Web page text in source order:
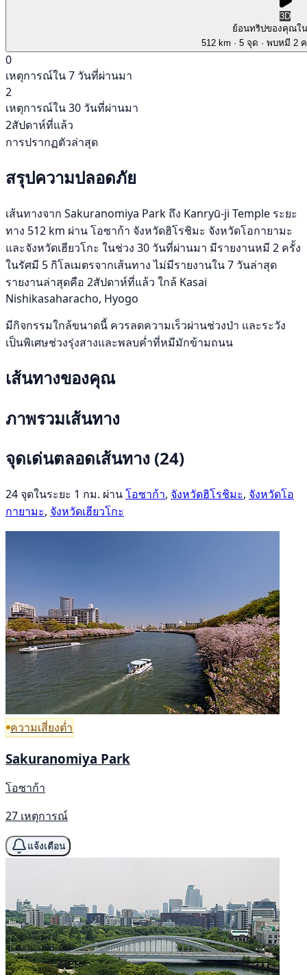
3D
ย้อนทริปของคุณใ
512 km · 5 จุด · พบหมี 2
0
เหตุการณ์ใน 7 วันที่ผ่านมา
2
เหตุการณ์ใน 30 วันที่ผ่านมา
2สัปดาห์ที่แล้ว
การปรากฏตัวล่าสุด
สรุปความปลอดภัย
เส้นทางจาก Sakuranomiya Park ถึง Kanryū-ji Temple ระยะ
ทาง 512 km ผ่าน โอซาก้า จังหวัดฮิโรชิมะ จังหวัดโอกายามะ
และจังหวัดเฮียวโกะ ในช่วง 30 วันที่ผ่านมา มีรายงานหมี 2 ครั้ง
ในรัศมี 5 กิโลเมตรจากเส้นทาง ไม่มีรายงานใน 7 วันล่าสุด
รายงานล่าสุดคือ 2สัปดาห์ที่แล้ว ใกล้ Kasai
Nishikasaharacho, Hyogo
มีกิจกรรมใกล้ขนาดนี้ ควรลดความเร็วผ่านช่วงป่า และระวัง
เป็นพิเศษช่วงรุ่งสางและพลบค่ำที่หมีมักข้ามถนน
เส้นทางของคุณ
ภาพรวมเส้นทาง
จุดเด่นตลอดเส้นทาง (24)
24 จุดในระยะ 1 กม. ผ่านโอซาก้า, จังหวัดฮิโรชิมะ, จังหวัดโอ
กายามะ, จังหวัดเฮียวโกะ
ความเสี่ยงต่ำ
Sakuranomiya Park
โอซาก้า
27 เหตุการณ์
แจ้งเตือน